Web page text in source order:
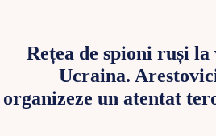
Rețea de spioni ruși
Ucraina.
organizeze un atentat